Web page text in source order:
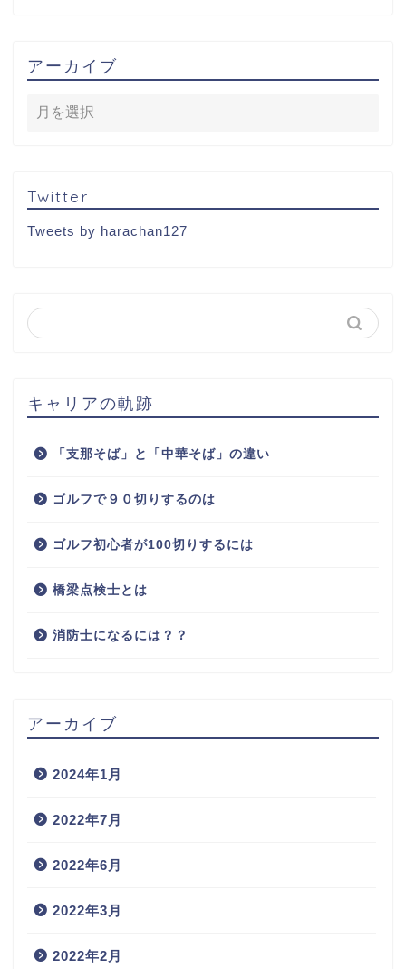
アーカイブ
Twitter
キャリアの軌跡
「支那そば」と「中華そば」の違い
ゴルフで９０切りするのは
ゴルフ初心者が100切りするには
橋梁点検士とは
アーカイブ
2024年1月
2022年7月
2022年6月
2022年3月